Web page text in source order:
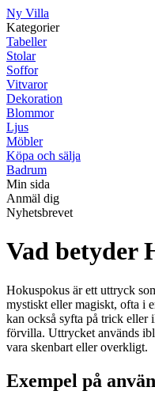
Ny Villa
Kategorier
Tabeller
Stolar
Soffor
Vitvaror
Dekoration
Blommor
Ljus
Möbler
Köpa och sälja
Badrum
Min sida
Anmäl dig
Nyhetsbrevet
Vad betyder
Hokuspokus är ett uttryck
mystiskt eller magiskt, ofta i
kan också syfta på trick eller
förvilla. Uttrycket används
vara skenbart eller overkligt.
Exempel på